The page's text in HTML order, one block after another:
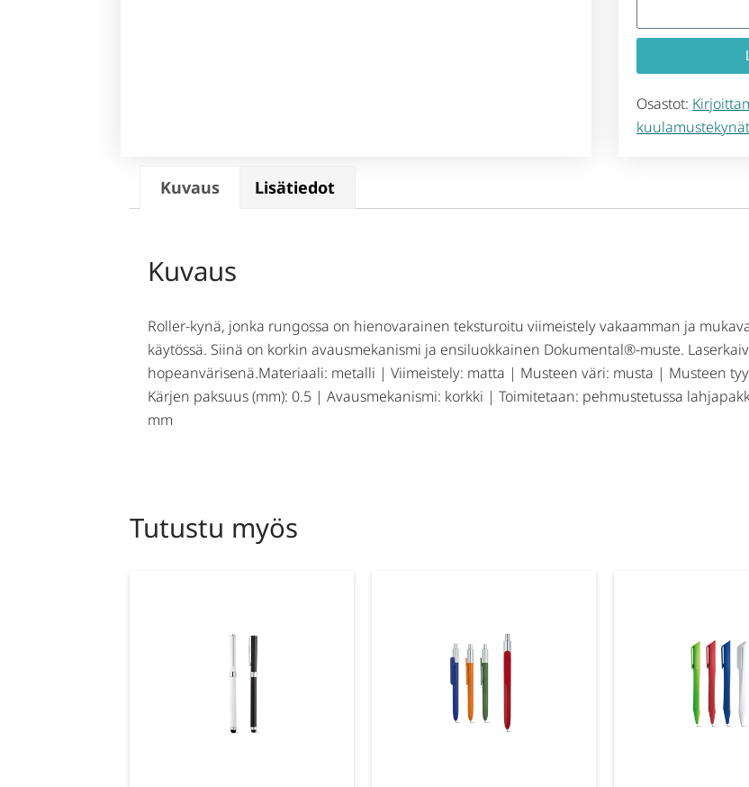
Osastot:
kuulamustekynät
Kuvaus Lisätiedot
Kuvaus
Roller-kynä, jonka rungossa on hienovarainen teksturoitu viimeistely vakaamman ja
käytössä. Siinä on korkin avausmekanismi ja ensiluokkainen Dokumental®-muste.
hopeanvärisenä.Materiaali: metalli | Viimeistely: matta | Musteen väri: musta | Musteen
Kärjen paksuus (mm): 0.5 | Avausmekanismi: korkki | Toimitetaan: pehmustetussa
mm
Tutustu myös